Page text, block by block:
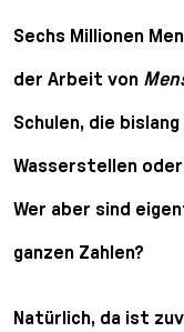
L
n
u
a
e
e
i
g
n
Sechs Millionen
der Arbeit von
Schulen, die
Wasserstellen
Wer aber sind
ganzen Zahlen?
Natürlich, da ist